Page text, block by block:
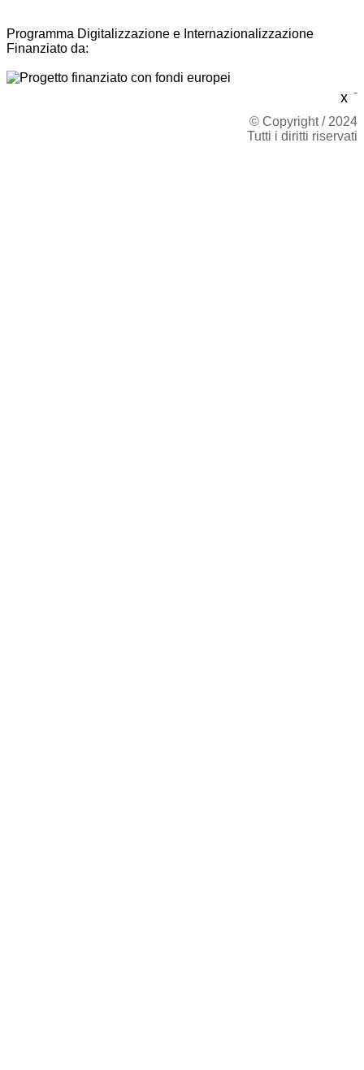
x
Programma Digitalizzazione e Internazionalizzazione
Finanziato da:
-
© Copyright / 2024
Tutti i diritti riservati